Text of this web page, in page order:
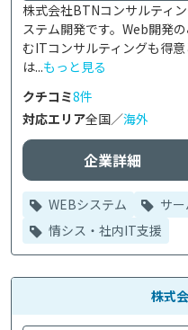
株式会社BTNコンサルティ
ステム開発です。Web開発
むITコンサルティングも得
は...もっと見る
クチコミ8件
対応エリア全国／海外
企業詳細
WEBシステム
サ
情シス・社内IT支援
株式